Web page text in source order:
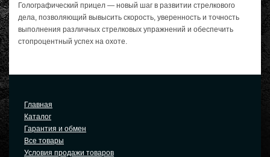
Голографический прицел — новый шаг в развитии стрелкового
дела, позволяющий вывысить скорость, уверенность и точность
выполнения различных стрелковых упражнений и обеспечить
стопроцентный успех на охоте.
Главная
Каталог
Гарантия и обмен
Все товары
Условия продажи товаров